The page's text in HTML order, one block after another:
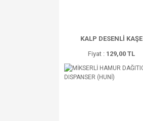
KALP DESENLİ KAŞE
Fiyat : 129,00 TL